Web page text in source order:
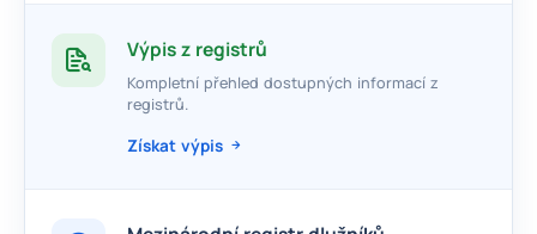
Výpis z registrů
Kompletní přehled dostupných informací z
registrů.
Získat výpis